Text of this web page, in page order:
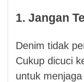
1. Jangan
Denim tidak
Cukup dicuci
untuk